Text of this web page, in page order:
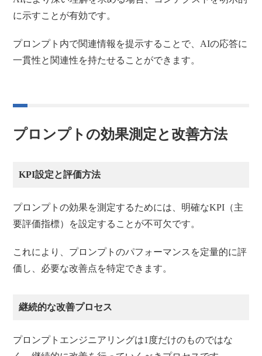
に示すことが有効です。
プロンプト内で関連情報を提示することで、AIの応答に
一貫性と関連性を持たせることができます。
プロンプトの効果測定と改善方法
KPI設定と評価方法
プロンプトの効果を測定するためには、明確なKPI（主
要評価指標）を設定することが不可欠です。
これにより、プロンプトのパフォーマンスを定量的に評
価し、必要な改善点を特定できます。
継続的な改善プロセス
プロンプトエンジニアリングは1度だけのものではな